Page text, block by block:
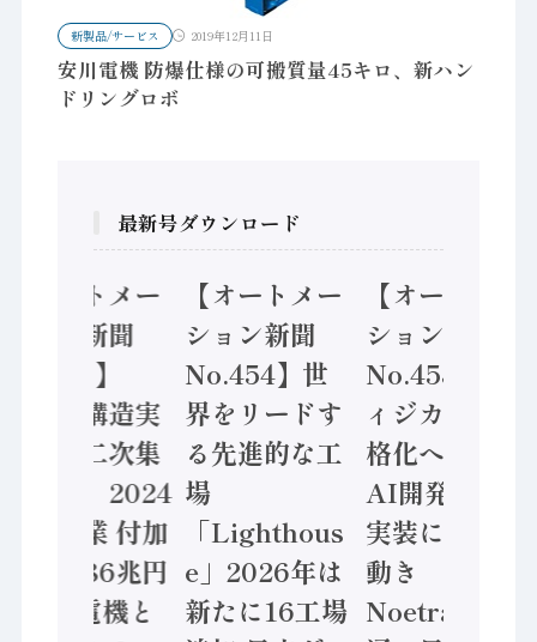
新製品/サービス 2019年12月11日
安川電機 防爆仕様の可搬質量45キロ、新ハン
ドリングロボ
最新号ダウンロード
【オートメー
ション新聞
No.455】
「経済構造実
態調査二次集
計結果」2024
年製造業 付加
価値額86兆円
/ 三菱電機と
【オートメー
ション新聞
No.454】世
界をリードす
る先進的な工
場
「Lighthous
e」2026年は
新たに16工場
【オートメー
ション新聞
No.453】フ
ィジカルAI本
格化へ 国産
AI開発や社会
実装に活発な
動き
Noetra、富士